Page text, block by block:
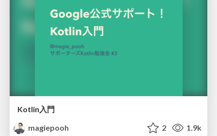
Kotlin入門
magiepooh
2 1.9k